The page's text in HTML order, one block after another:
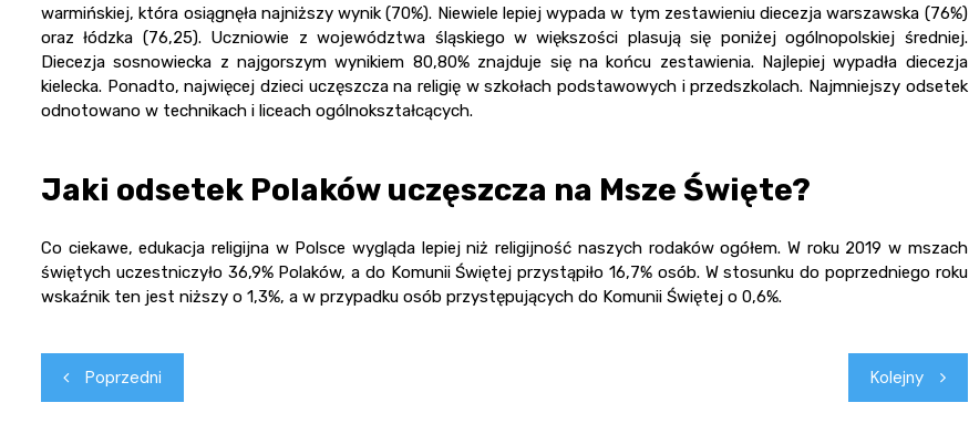
warmińskiej, która osiągnęła najniższy wynik (70%). Niewiele lepiej wypada w tym zestawieniu diecezja warszawska (76%)
oraz łódzka (76,25). Uczniowie z województwa śląskiego w większości plasują się poniżej ogólnopolskiej średniej.
Diecezja sosnowiecka z najgorszym wynikiem 80,80% znajduje się na końcu zestawienia. Najlepiej wypadła diecezja
kielecka. Ponadto, najwięcej dzieci uczęszcza na religię w szkołach podstawowych i przedszkolach. Najmniejszy odsetek
odnotowano w technikach i liceach ogólnokształcących.
Jaki odsetek Polaków uczęszcza na Msze Święte?
Co ciekawe, edukacja religijna w Polsce wygląda lepiej niż religijność naszych rodaków ogółem. W roku 2019 w mszach
świętych uczestniczyło 36,9% Polaków, a do Komunii Świętej przystąpiło 16,7% osób. W stosunku do poprzedniego roku
wskaźnik ten jest niższy o 1,3%, a w przypadku osób przystępujących do Komunii Świętej o 0,6%.
Nawigacja
wpisu
Poprzedni Kolejny